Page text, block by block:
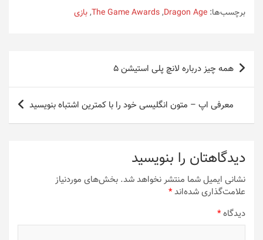
برچسب‌ها: Dragon Age
,
The Game Awards
,بازی
راهبری
نوشته
همه چیز درباره لانچ پلی استیشن 5
معرفی اپ – متون انگلیسی خود را با کمترین اشتباه بنویسید
دیدگاهتان را بنویسید
نشانی ایمیل شما منتشر نخواهد شد. بخش‌های موردنیاز
علامت‌گذاری شده‌اند*
دیدگاه*